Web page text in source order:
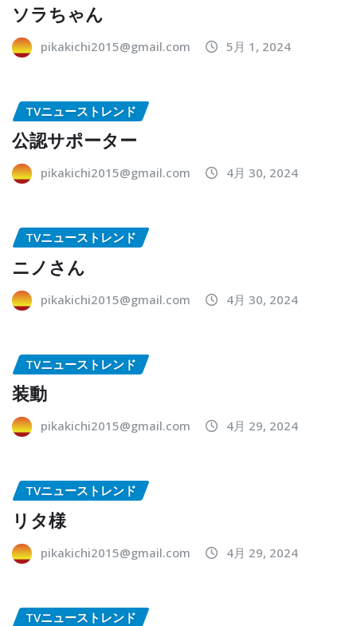
ソラちゃん
pikakichi2015@gmail.com 5月 1, 2024
TVニューストレンド
公認サポーター
pikakichi2015@gmail.com 4月 30, 2024
TVニューストレンド
ニノさん
pikakichi2015@gmail.com 4月 30, 2024
TVニューストレンド
装動
pikakichi2015@gmail.com 4月 29, 2024
TVニューストレンド
リタ様
pikakichi2015@gmail.com 4月 29, 2024
TVニューストレンド